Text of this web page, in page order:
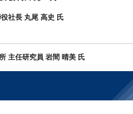
社長 丸尾 高史 氏
主任研究員 岩間 晴美 氏